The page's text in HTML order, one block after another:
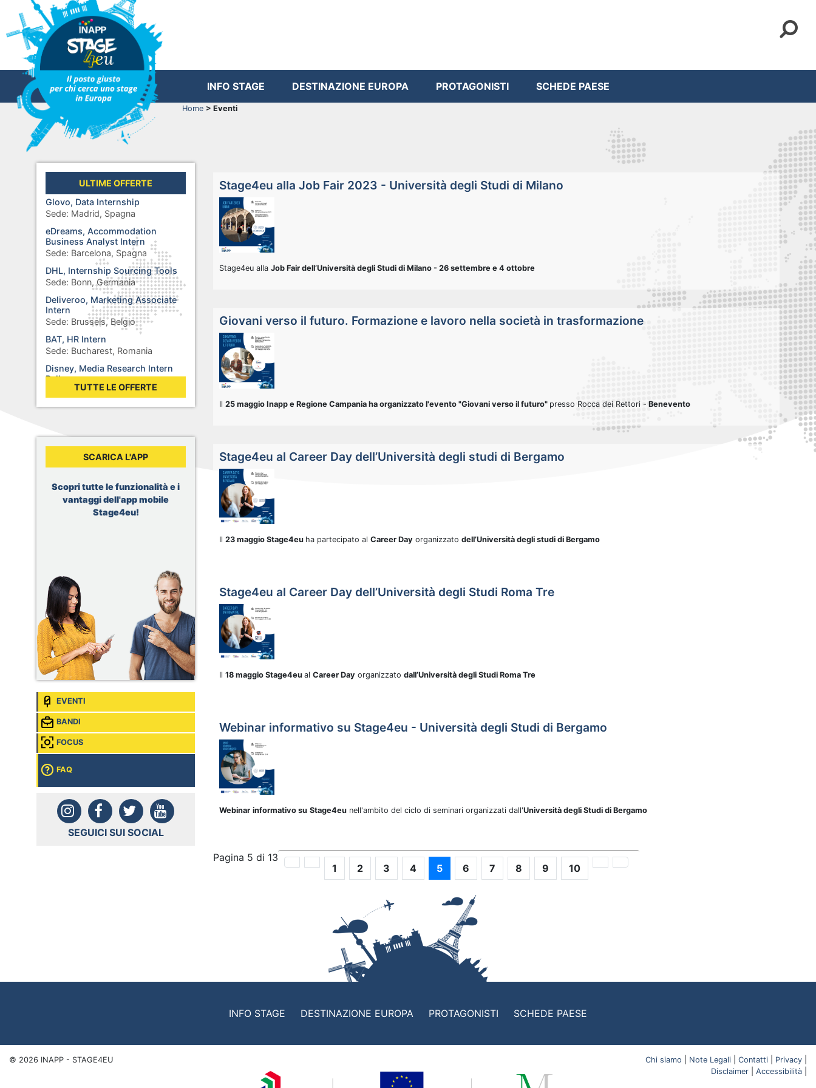
INFO STAGE DESTINAZIONE EUROPA PROTAGONISTI SCHEDE PAESE
Home > Eventi
ULTIME OFFERTE
Glovo, Data Internship
Sede: Madrid, Spagna
eDreams, Accommodation
Business Analyst Intern
Sede: Barcelona, Spagna
DHL, Internship Sourcing Tools
Sede: Bonn, Germania
Deliveroo, Marketing Associate
Intern
Sede: Brussels, Belgio
BAT, HR Intern
Sede: Bucharest, Romania
Disney, Media Research Intern
Balkans
Sofia, Bulgaria
Rolex, Stage : Synthétiser des
WHO, Internship - Business
Operations
Sede: Berlin, Germania
WHO, Internship - Nutrition and
Food Safety
Geneva, Svizzera
TUTTE LE OFFERTE
SCARICA L'APP
Scopri tutte le funzionalità e i
vantaggi dell'app mobile
Stage4eu!
EVENTI
BANDI
FOCUS
FAQ
SEGUICI SUI SOCIAL
Stage4eu alla Job Fair 2023 - Università degli Studi di Milano
Stage4eu alla Job Fair dell’Università degli Studi di Milano - 26 settembre e 4 ottobre
Giovani verso il futuro. Formazione e lavoro nella società in trasformazione
Il 25 maggio Inapp e Regione Campania ha organizzato l'evento "Giovani verso il futuro" presso Rocca dei Rettori - Benevento
Stage4eu al Career Day dell’Università degli studi di Bergamo
Il 23 maggio Stage4eu ha partecipato al Career Day organizzato dell’Università degli studi di Bergamo
Stage4eu al Career Day dell’Università degli Studi Roma Tre
Il 18 maggio Stage4eu al Career Day organizzato dall’Università degli Studi Roma Tre
Webinar informativo su Stage4eu - Università degli Studi di Bergamo
Webinar informativo su Stage4eu nell'ambito del ciclo di seminari organizzati dall'Università degli Studi di Bergamo
Pagina 5 di 13
1
2 3 4 5 6 7 8 9 10
INFO STAGE DESTINAZIONE EUROPA PROTAGONISTI SCHEDE PAESE
© 2026 INAPP - STAGE4EU Chi siamo Note Legali Contatti Privacy
Disclaimer
Accessibilità